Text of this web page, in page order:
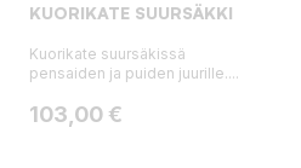
KUORIKATE SUURSÄKKI
Kuorikate suursäkissä
pensaiden ja puiden juurille....
Hinta
103,00 €